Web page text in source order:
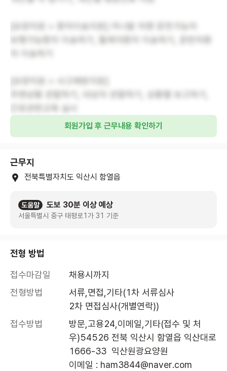
[요양지원 > 환자이송지원] 카니발 차량 운전가능자
보행가능환자 이송하기, 휠체어환자 이송하기, 운반차환
자 이송하기
간호관련교육 실시
회원가입 후 근무내용 확인하기
근무지
전북특별자치도 익산시 함열읍
도움말 도보 30분 이상 예상
서울특별시 중구 태평로1가 31 기준
전형 방법
접수마감일
채용시까지
전형방법
서류,면접,기타(1차 서류심사
2차 면접심사(개별연락))
접수방법
방문,고용24,이메일,기타(접수 및 처
우)54526 전북 익산시 함열읍 익산대로
1666-33  익산원광요양원
이메일 : ham3844@naver.com